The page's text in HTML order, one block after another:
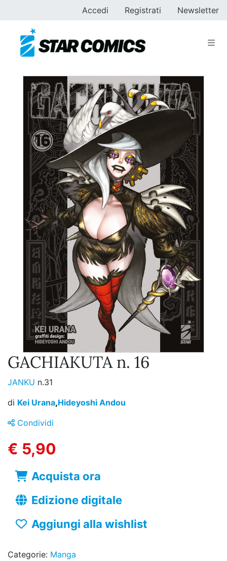
Accedi Registrati Newsletter
GACHIAKUTA n. 16
JANKU n.31
di Kei Urana,Hideyoshi Andou
Condividi
€ 5,90
Acquista ora
Edizione digitale
Aggiungi alla wishlist
Categorie: Manga